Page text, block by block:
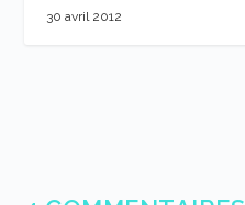
30 avril 2012